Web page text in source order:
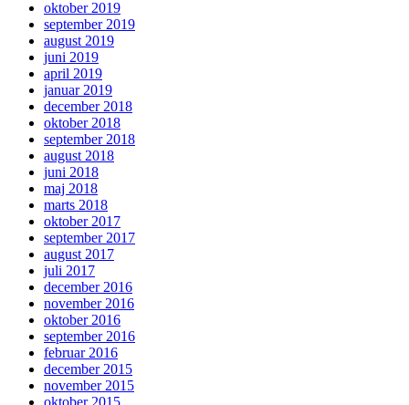
oktober 2019
september 2019
august 2019
juni 2019
april 2019
januar 2019
december 2018
oktober 2018
september 2018
august 2018
juni 2018
maj 2018
marts 2018
oktober 2017
september 2017
august 2017
juli 2017
december 2016
november 2016
oktober 2016
september 2016
februar 2016
december 2015
november 2015
oktober 2015